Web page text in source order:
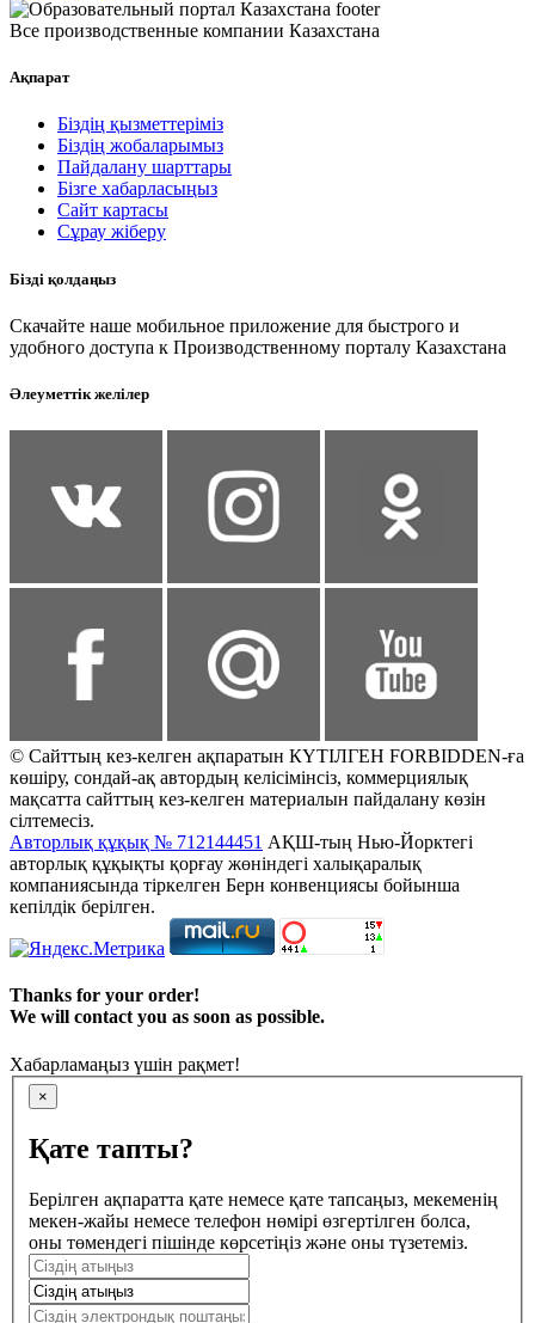
Все производственные компании Казахстана
Ақпарат
Біздің қызметтеріміз
Біздің жобаларымыз
Пайдалану шарттары
Бізге хабарласыңыз
Сайт картасы
Сұрау жіберу
Бізді қолдаңыз
Скачайте наше мобильное приложение для быстрого и
удобного доступа к Производственному порталу Казахстана
Әлеуметтік желілер
© Сайттың кез-келген ақпаратын КҮТІЛГЕН FORBIDDEN-ға
көшіру, сондай-ақ автордың келісімінсіз, коммерциялық
мақсатта сайттың кез-келген материалын пайдалану көзін
сілтемесіз.
Авторлық құқық № 712144451 АҚШ-тың Нью-Йорктегі
авторлық құқықты қорғау жөніндегі халықаралық
компаниясында тіркелген Берн конвенциясы бойынша
кепілдік берілген.
Thanks for your order!
We will contact you as soon as possible.
Хабарламаңыз үшін рақмет!
×
Қате тапты?
Берілген ақпаратта қате немесе қате тапсаңыз, мекеменің
мекен-жайы немесе телефон нөмірі өзгертілген болса,
оны төмендегі пішінде көрсетіңіз және оны түзетеміз.